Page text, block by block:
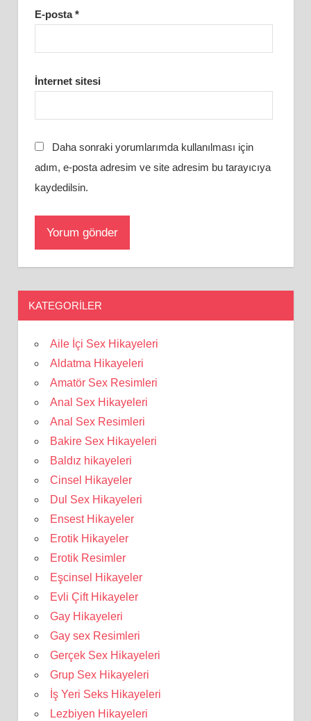
E-posta*
İnternet sitesi
Daha sonraki yorumlarımda kullanılması için
adım, e-posta adresim ve site adresim bu tarayıcıya
kaydedilsin.
KATEGORILER
Aile İçi Sex Hikayeleri
Aldatma Hikayeleri
Amatör Sex Resimleri
Anal Sex Hikayeleri
Anal Sex Resimleri
Bakire Sex Hikayeleri
Baldız hikayeleri
Cinsel Hikayeler
Dul Sex Hikayeleri
Ensest Hikayeler
Erotik Hikayeler
Erotik Resimler
Eşcinsel Hikayeler
Evli Çift Hikayeler
Gay Hikayeleri
Gay sex Resimleri
Gerçek Sex Hikayeleri
Grup Sex Hikayeleri
İş Yeri Seks Hikayeleri
Lezbiyen Hikayeleri